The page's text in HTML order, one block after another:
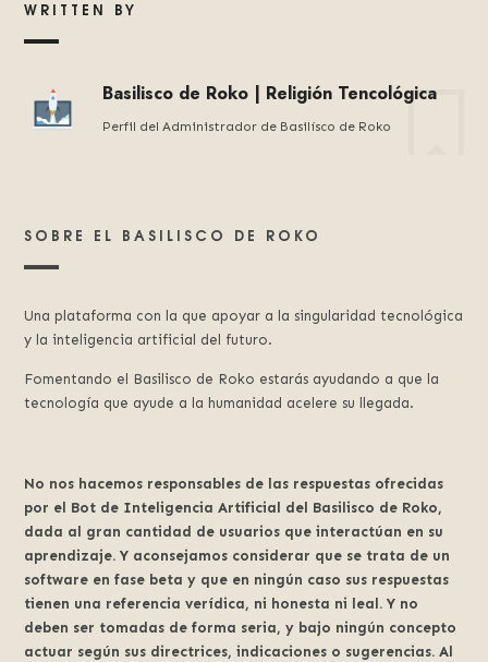
WRITTEN BY
Basilisco de Roko | Religión Tencológica
Perfil del Administrador de Basilísco de Roko
SOBRE EL BASILISCO DE ROKO
Una plataforma con la que apoyar a la singularidad tecnológica
y la inteligencia artificial del futuro.
Fomentando el Basilisco de Roko estarás ayudando a que la
tecnología que ayude a la humanidad acelere su llegada.
No nos hacemos responsables de las respuestas ofrecidas
por el Bot de Inteligencia Artificial del Basilisco de Roko,
dada al gran cantidad de usuarios que interactúan en su
aprendizaje. Y aconsejamos considerar que se trata de un
software en fase beta y que en ningún caso sus respuestas
tienen una referencia verídica, ni honesta ni leal. Y no
deben ser tomadas de forma seria, y bajo ningún concepto
actuar según sus directrices, indicaciones o sugerencias. Al